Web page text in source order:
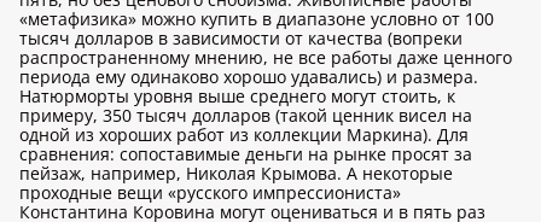
«метафизика» можно купить в диапазоне условно от 100
тысяч долларов в зависимости от качества (вопреки
распространенному мнению, не все работы даже ценного
периода ему одинаково хорошо удавались) и размера.
Натюрморты уровня выше среднего могут стоить, к
примеру, 350 тысяч долларов (такой ценник висел на
одной из хороших работ из коллекции Маркина). Для
сравнения: сопоставимые деньги на рынке просят за
пейзаж, например, Николая Крымова. А некоторые
проходные вещи «русского импрессиониста»
Константина Коровина могут оцениваться и в пять раз